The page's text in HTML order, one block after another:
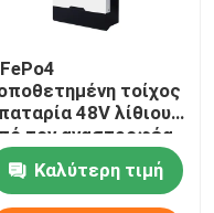
τοίχος
48V λίθιου
τον αναστροφέα
για το
εγχώριας
ενέργειας
Καλύτερη τιμή